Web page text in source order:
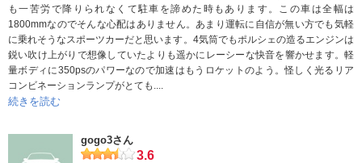
も一苦労で降りられなくて駐車を諦めた時もあります。この車は全幅は
1800mmなのでそんな心配はありません。あまり運転に自信が無い方でも気軽
に乗れそうなスポーツカーだと思います。4気筒でもポルシェの造るエンジンは
鋭い吹け上がりで想像していたよりも遥かにレーシーな快音を響かせます。軽
量ボディに350psのパワーなので加速はもうロケットのよう。怪しく光るリア
コンビネーションランプがとても....
続きを読む
gogo3さん
3.6